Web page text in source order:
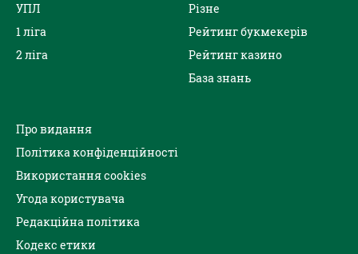
УПЛ
1 ліга
2 ліга
Різне
Рейтинг букмекерів
Рейтинг казино
База знань
Про видання
Політика конфіденційності
Використання cookies
Угода користувача
Редакційна політика
Кодекс етики